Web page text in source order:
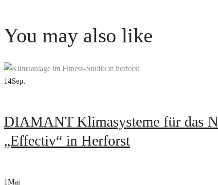
You may also like
14Sep.
DIAMANT Klimasysteme für das
„Effectiv“ in Herforst
1Mai